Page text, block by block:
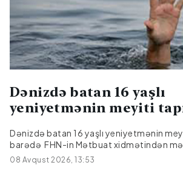
Dənizdə batan 16 yaşlı
yeniyetmənin meyiti
Dənizdə batan 16 yaşlı yeniyetmənin
barədə FHN-in Mətbuat xidmətindən
verilib.Bildirilib ki, iki gün əvvəl Bakı
Pirşağı qəsəbəsində ən yaxın sularda
08 Avqust 2026, 13:53